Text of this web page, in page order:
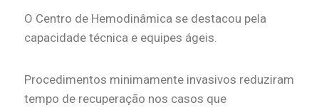
O Centro de Hemodinâmica se destacou pela
capacidade técnica e equipes ágeis.
Procedimentos minimamente invasivos reduziram
tempo de recuperação nos casos que